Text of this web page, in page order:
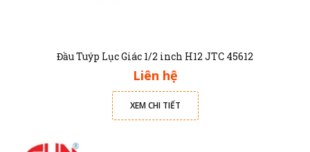
Đầu Tuýp Lục Giác 1/2 inch H12 JTC 45612
Liên hệ
XEM CHI TIẾT